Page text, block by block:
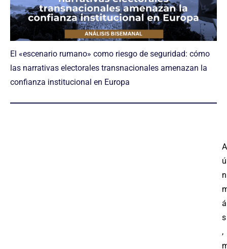
El «escenario rumano» como riesgo de seguridad: cómo
las narrativas electorales transnacionales amenazan la
confianza institucional en Europa
A
ú
n
á
s
,